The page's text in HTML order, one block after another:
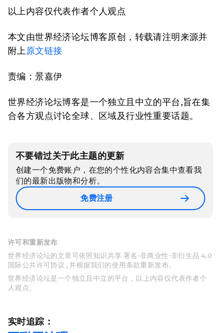
以上内容仅代表作者个人观点
本文由世界经济论坛博客原创，转载请注明来源并
附上 原文链接
责编：景嘉伊
世界经济论坛博客是一个独立且中立的平台,旨在集
合各方观点讨论全球、区域及行业性重要话题。
不要错过关于此主题的更新
创建一个免费账户，在您的个性化内容合集中查看我
们的最新出版物和分析。
免费注册
许可和重新发布
世界经济论坛的文章可依照知识共享 署名-非商业性-非衍生品 4.0
国际公共许可协议 , 并根据我们的使用条款重新发布。
世界经济论坛是一个独立且中立的平台，以上内容仅代表作者个
人观点。
实时追踪：